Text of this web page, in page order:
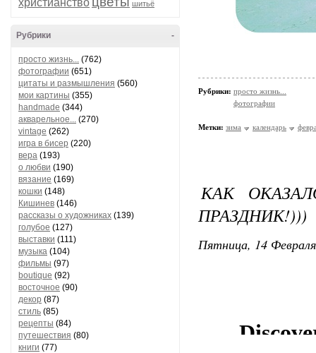
христианство шитьё
-
Рубрики
просто жизнь... (762)
фотографии (651)
цитаты и размышления (560)
мои картины (355)
handmade (344)
акварельное... (270)
vintage (262)
игра в бисер (220)
вера (193)
о любви (190)
вязание (169)
кошки (148)
Кишинев (146)
рассказы о художниках (139)
голубое (127)
выставки (111)
музыка (104)
фильмы (97)
boutique (92)
восточное (90)
декор (87)
стиль (85)
рецепты (84)
путешествия (80)
книги (77)
Рубрики: просто жизнь...
фотографии
Метки: зима календарь
КАК
ПРАЗДНИК!)))
Пятница, 14